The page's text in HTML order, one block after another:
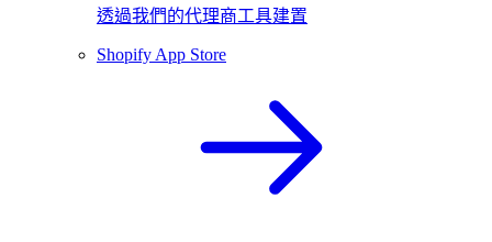
透過我們的代理商工具建置
Shopify App Store